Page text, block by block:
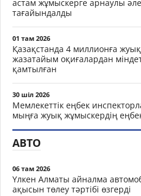
астам жұмыскерге арнаулы
тағайындалды
01 там 2026
Қазақстанда 4 миллионға жуық
жазатайым оқиғалардан
қамтылған
30 шіл 2026
Мемлекеттік еңбек
мыңға жуық жұмыскердің
АВТО
06 там 2026
Үлкен Алматы айналма
ақысын төлеу тәртібі өзгерді